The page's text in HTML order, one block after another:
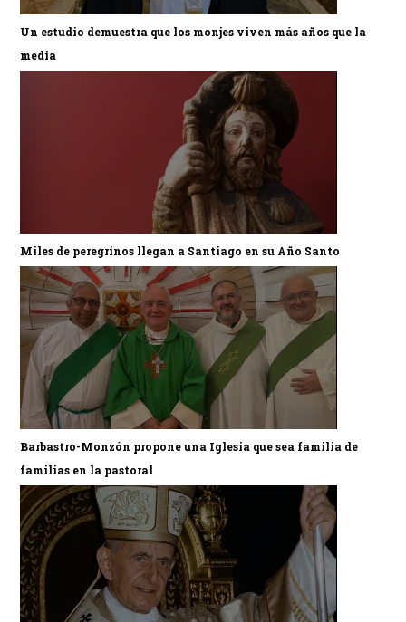
Un estudio demuestra que los monjes viven más años que la
media
Miles de peregrinos llegan a Santiago en su Año Santo
Barbastro-Monzón propone una Iglesia que sea familia de
familias en la pastoral